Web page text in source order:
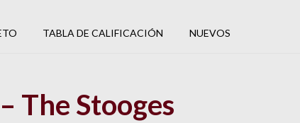
TABLA DE CALIFICACIÓN NUEVOS
The Stooges